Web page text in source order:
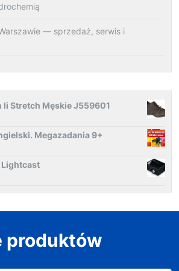
— sprzedaż, serwis i
Ii Stretch Męskie J559601
Megazadania 9+
Lightcast
produktów